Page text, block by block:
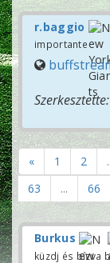
r.baggio
importante
Szerkesztette:
« 1 2
63
... 66
Burkus
küzdj és bízva